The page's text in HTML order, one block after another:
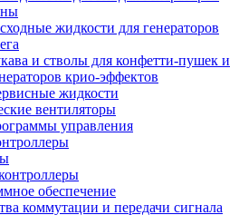
жидкости для генераторов
и стволы для конфетти-пушек и
крио-эффектов
жидкости
вентиляторы
управления
обеспечение
коммутации и передачи сигнала